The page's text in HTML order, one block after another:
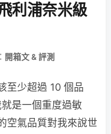
利浦奈米級
開箱文 & 評測
至少超過 10 個品
是一個重度過敏
空氣品質對我來說世